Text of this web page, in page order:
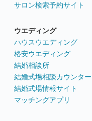
サロン検索予約サイト
ウエディング
ハウスウエディング
格安ウエディング
結婚相談所
結婚式場相談カウンター
結婚式場情報サイト
マッチングアプリ